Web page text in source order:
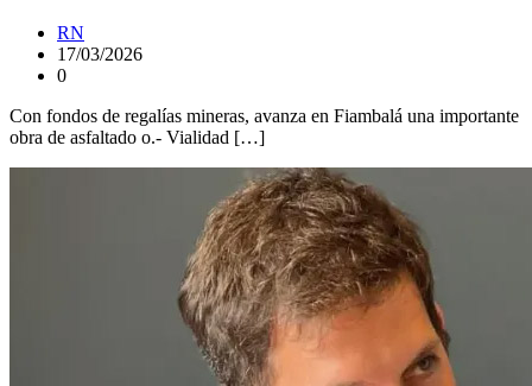
RN
17/03/2026
0
Con fondos de regalías mineras, avanza en Fiambalá una importante
obra de asfaltado o.- Vialidad […]